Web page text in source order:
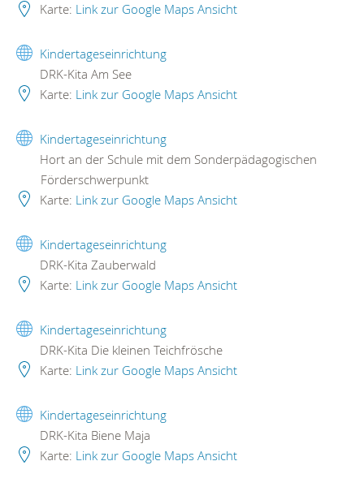
Karte: Link zur Google Maps Ansicht
Kindertageseinrichtung
DRK-Kita Am See
Karte: Link zur Google Maps Ansicht
Kindertageseinrichtung
Hort an der Schule mit dem Sonderpädagogischen
Förderschwerpunkt
Karte: Link zur Google Maps Ansicht
Kindertageseinrichtung
DRK-Kita Zauberwald
Karte: Link zur Google Maps Ansicht
Kindertageseinrichtung
DRK-Kita Die kleinen Teichfrösche
Karte: Link zur Google Maps Ansicht
Kindertageseinrichtung
DRK-Kita Biene Maja
Karte: Link zur Google Maps Ansicht